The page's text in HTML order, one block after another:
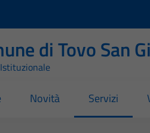
di Tovo San
Novità Servizi